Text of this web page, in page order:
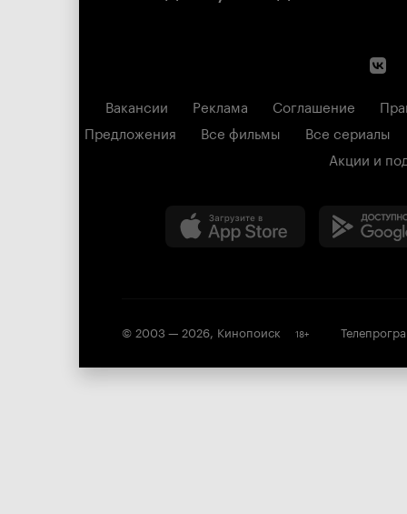
Вакансии Реклама Соглашение
Предложения
Все фильмы
Все сериалы
Акции и
© 2003 — 2026, Кинопоиск 18+